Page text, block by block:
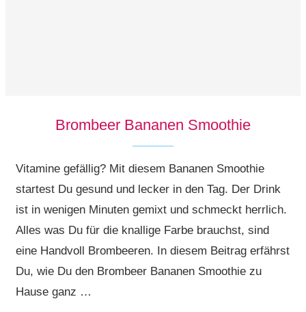
Brombeer Bananen Smoothie
Vitamine gefällig? Mit diesem Bananen Smoothie
startest Du gesund und lecker in den Tag. Der Drink
ist in wenigen Minuten gemixt und schmeckt herrlich.
Alles was Du für die knallige Farbe brauchst, sind
eine Handvoll Brombeeren. In diesem Beitrag erfährst
Du, wie Du den Brombeer Bananen Smoothie zu
Hause ganz …